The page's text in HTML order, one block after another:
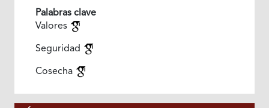
Palabras clave
Valores
Seguridad
Cosecha